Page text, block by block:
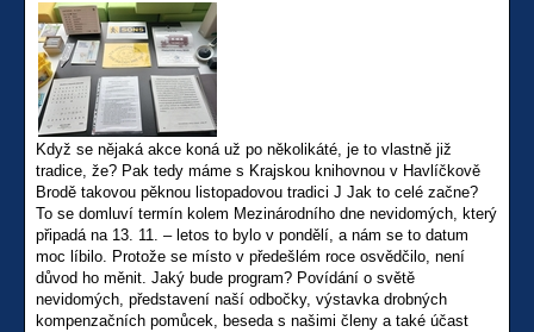
Když se nějaká akce koná už po několikáté, je to vlastně již
tradice, že? Pak tedy máme s Krajskou knihovnou v Havlíčkově
Brodě takovou pěknou listopadovou tradici J Jak to celé začne?
To se domluví termín kolem Mezinárodního dne nevidomých, který
připadá na 13. 11. – letos to bylo v pondělí, a nám se to datum
moc líbilo. Protože se místo v předešlém roce osvědčilo, není
důvod ho měnit. Jaký bude program? Povídání o světě
nevidomých, představení naší odbočky, výstavka drobných
kompenzačních pomůcek, beseda s našimi členy a také účast